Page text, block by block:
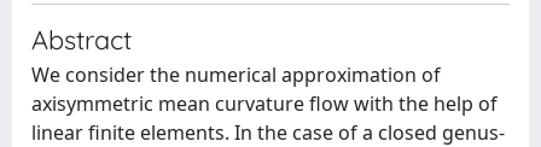
Abstract
We consider the numerical approximation of
axisymmetric mean curvature flow with the help of
linear finite elements. In the case of a closed genus-